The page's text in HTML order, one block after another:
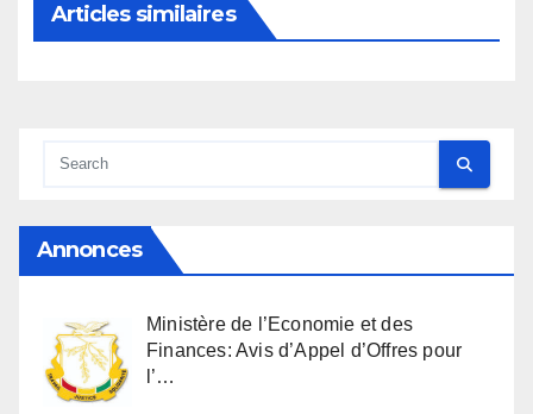
Articles similaires
Annonces
Ministère de l’Economie et des
Finances: Avis d’Appel d’Offres pour
l’…